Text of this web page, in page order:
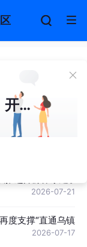
世界人工智能
2026-07-22
龙成功举办
2026-07-21
度支撑“直通乌镇
2026-07-17
开源宁波（NBopen）开发者社区